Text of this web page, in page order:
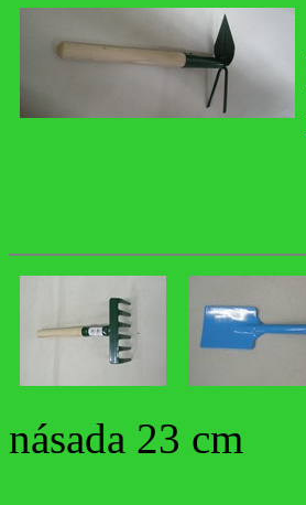
násada 23 cm